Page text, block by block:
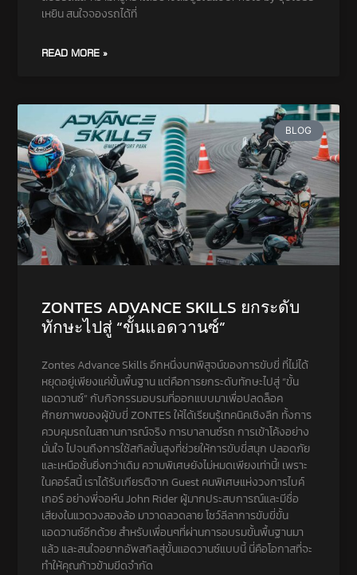
เหยิน สนใจจองรถได้ที่
READ MORE »
BLOG
ZONTES ADVANCE SKILLS ยกระดับ
ทักษะไปสู่ “ขั้นแอดวานซ์”
Zontes Advance Skills อีกหนึ่งบทพิสูจน์ของการขับขี่ ที่ไม่ได้
หยุดอยู่เพียงแค่ขั้นพื้นฐาน แต่คือการยกระดับทักษะไปสู่ “ขั้น
แอดวานซ์” กับกิจกรรมอบรมที่ออกแบบมาเพื่อปลดล็อค
ศักยภาพของผู้ขับขี่ ZONTES ให้ได้เรียนรู้เทคนิคเชิงลึก ทั้งการ
ควบคุมรถในสถานการณ์จริง การบาลานซ์รถ การเข้าโค้งอย่าง
มั่นใจ ไปจนถึงการใช้สกิลขั้นสูงที่ช่วยให้การขับขี่สนุก ปลอดภัย
และเหนือชั้นยิ่งกว่าเดิม ความพิเศษยังไม่หมดเพียงเท่านี้! เพราะ
ในคอร์สนี้ เราได้รับเกียรติจาก Guest คนพิเศษแห่งวงการไบค์
เกอร์ อย่างพี่จอห์น John Rider ผู้มากประสบการณ์และมีชื่อ
เสียงในแวดวงสองล้อ มาวาดลวดลาย โชว์ลีลาการขับขี่ขั้น
แอดวานซ์อีกด้วย สำหรับเพื่อนๆที่ผ่านการอบรมขั้นพื้นฐานมา
แล้ว และสนใจอยากอัพสกิลสู่ขั้นแอดวานซ์แบบนี้ นี่คือโอกาสที่จะ
ทำให้คุณก้าวข้ามขีดจำกัด